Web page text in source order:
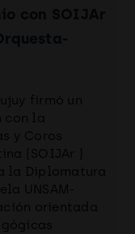
firmó un
la
y Coros
(SOIJAr )
la Diplomatura
UNSAM-
orientada